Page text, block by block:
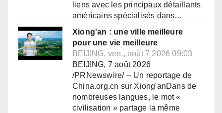
liens avec les principaux détaillants
américains spécialisés dans…
Xiong'an : une ville meilleure
pour une vie meilleure
BEIJING, ven., août 7 2026 09:03
BEIJING, 7 août 2026
/PRNewswire/ -- Un reportage de
China.org.cn sur Xiong'anDans de
nombreuses langues, le mot «
civilisation » partage la même